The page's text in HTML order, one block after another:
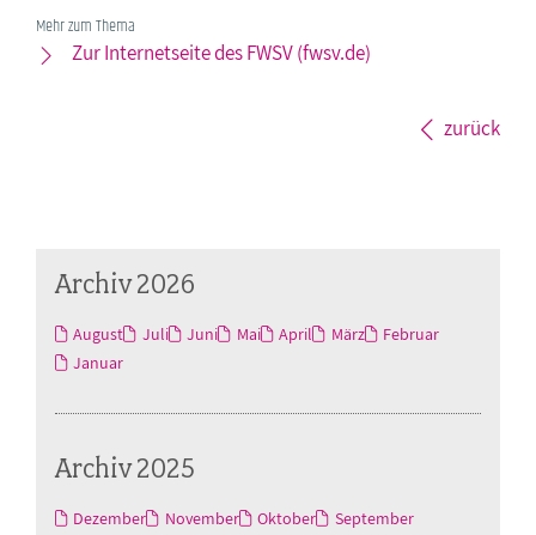
Mehr zum Thema
Zur Internetseite des FWSV (fwsv.de)
zurück
Archiv 2026
August Juli Juni Mai April März
Februar
Januar
Archiv 2025
Dezember November Oktober
September